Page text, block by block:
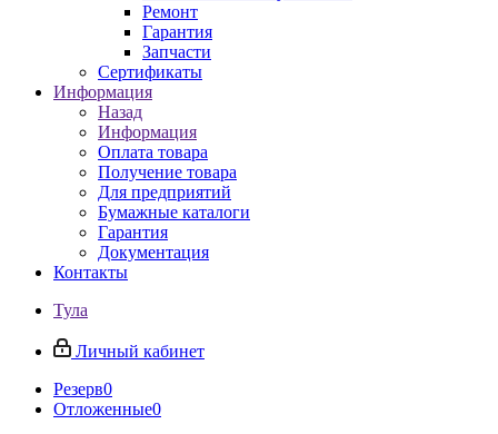
Ремонт
Гарантия
Запчасти
Сертификаты
Информация
Назад
Информация
Оплата товара
Получение товара
Для предприятий
Бумажные каталоги
Гарантия
Документация
Контакты
Тула
Личный кабинет
Резерв0
Отложенные0